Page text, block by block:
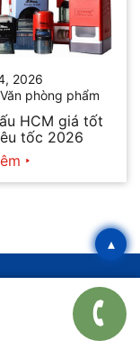
2026
phòng phẩm
HCM giá tốt
tốc 2026
TƯ VẤN TRỌN
NHẤT - MỜI
▴